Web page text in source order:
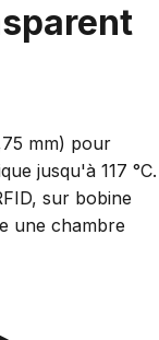
mm) pour
jusqu'à 117 °C.
sur bobine
une chambre